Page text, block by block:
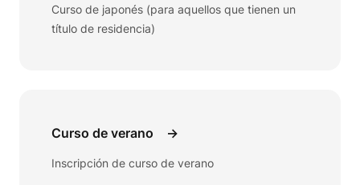
Curso de japonés (para aquellos que tienen un
título de residencia)
Curso de verano →
Inscripción de curso de verano